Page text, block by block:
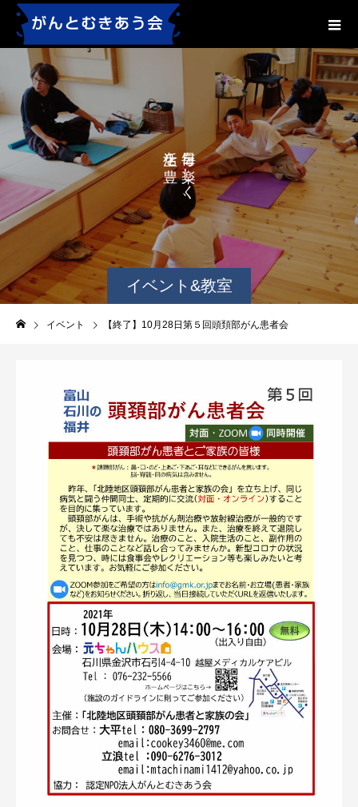
イベント&教室
を
し
く
、
を
か
に
す
る
、
イベント 【終了】10月28日第５回頭頚部がん患者会